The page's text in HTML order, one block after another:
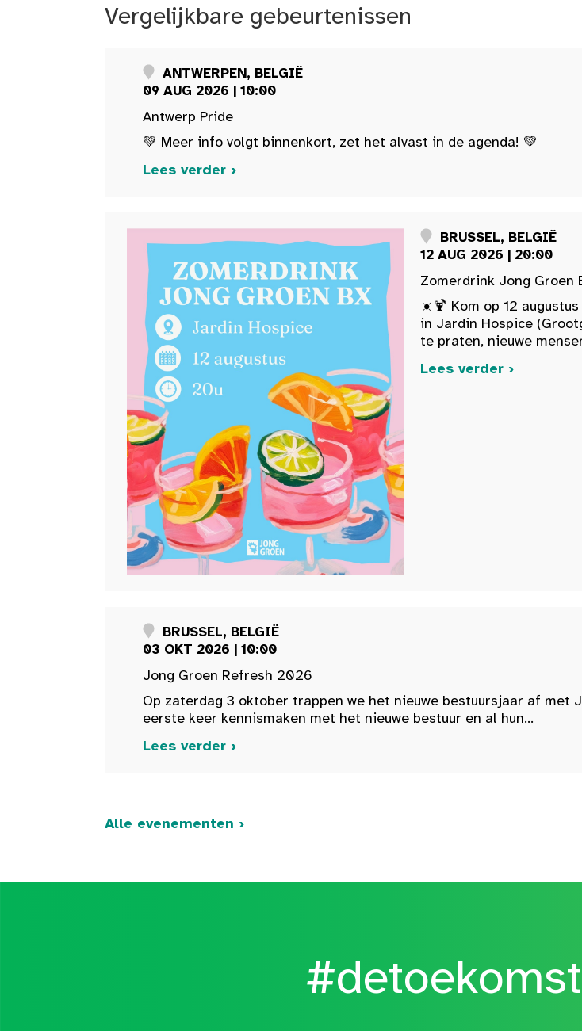
Vergelijkbare gebeurtenissen
ANTWERPEN, BELGIË
09 AUG 2026 | 10:00
Antwerp Pride
💚 Meer info volgt binnenkort, zet het alvast in de agenda! 💚
Lees verder ›
BRUSSEL, BELGIË
12 AUG 2026 | 20:00
Zomerdrink Jong Groen
☀️🍹 Kom op 12
in Jardin Hospice
te praten, nieuwe
Lees verder ›
BRUSSEL, BELGIË
03 OKT 2026 | 10:00
Jong Groen Refresh 2026
Op zaterdag 3 oktober trappen we het nieuwe bestuursjaar af met
eerste keer kennismaken met het nieuwe bestuur en al hun...
Lees verder ›
Alle evenementen ›